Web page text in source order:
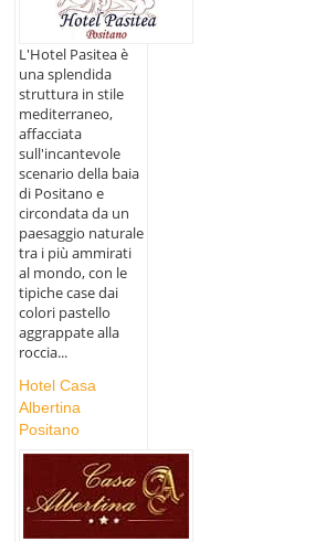
L'Hotel Pasitea è
una splendida
struttura in stile
mediterraneo,
affacciata
sull'incantevole
scenario della baia
di Positano e
circondata da un
paesaggio naturale
tra i più ammirati
al mondo, con le
tipiche case dai
colori pastello
aggrappate alla
roccia...
Hotel Casa
Albertina
Positano